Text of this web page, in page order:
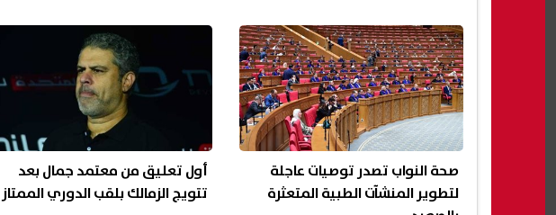
صحة النواب تصدر توصيات عاجلة
لتطوير المنشآت الطبية المتعثرة
أول تعليق من معتمد جمال بعد
تتويج الزمالك بلقب الدوري الممتاز